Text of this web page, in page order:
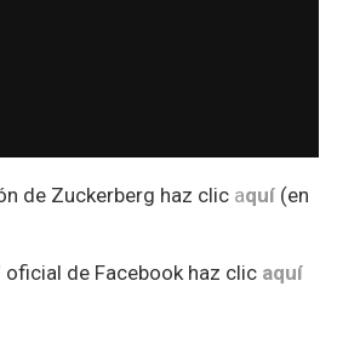
de Zuckerberg haz clic aquí (en
oficial de Facebook haz clic aquí